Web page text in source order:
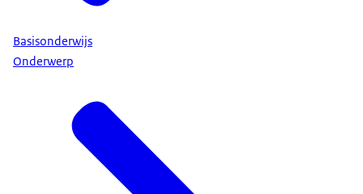
Basisonderwijs
Onderwerp